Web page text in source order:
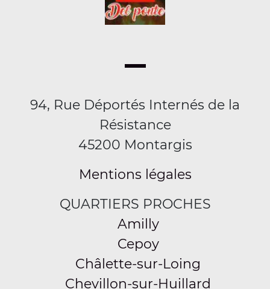
94, Rue Déportés Internés de la
Résistance
45200 Montargis
Mentions légales
QUARTIERS PROCHES
Amilly
Cepoy
Châlette-sur-Loing
Chevillon-sur-Huillard